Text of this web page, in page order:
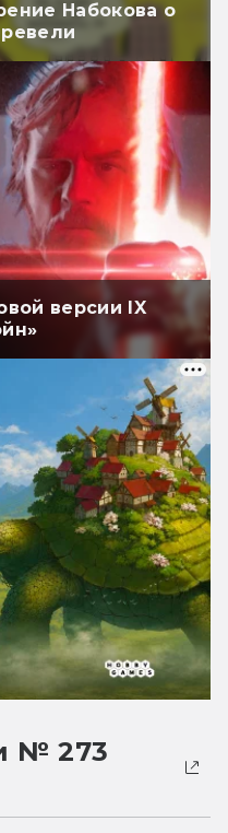
Набокова о
версии IX
№ 273